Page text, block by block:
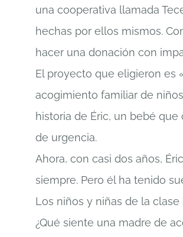
una cooperativa llamada
hechas por ellos mismos.
hacer una donación con
El proyecto que eligieron es
acogimiento familiar de
historia de Éric, un bebé
de urgencia.
Ahora, con casi dos años,
siempre. Pero él ha tenido
Los niños y niñas de la
¿Qué siente una madre de